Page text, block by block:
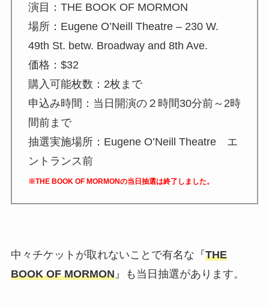
演目：THE BOOK OF MORMON
場所：Eugene O’Neill Theatre – 230 W.
49th St. betw. Broadway and 8th Ave.
価格：$32
購入可能枚数：2枚まで
申込み時間：当日開演の２時間30分前～2時
間前まで
抽選実施場所：Eugene O’Neill Theatre エ
ントランス前
※THE BOOK OF MORMONの当日抽選は終了しました。
中々チケットが取れないことで有名な『THE
BOOK OF MORMON』も当日抽選があります。